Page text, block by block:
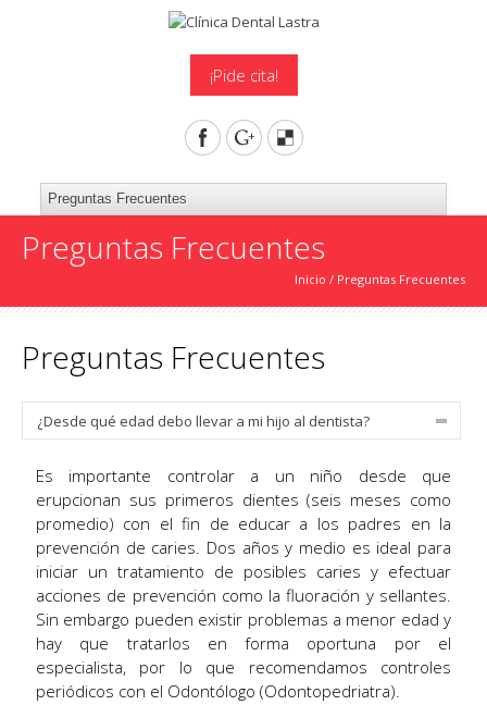
¡Pide cita!
Preguntas Frecuentes
Inicio / Preguntas Frecuentes
Preguntas Frecuentes
¿Desde qué edad debo llevar a mi hijo al dentista?
Es importante controlar a un niño desde que
erupcionan sus primeros dientes (seis meses como
promedio) con el fin de educar a los padres en la
prevención de caries. Dos años y medio es ideal para
iniciar un tratamiento de posibles caries y efectuar
acciones de prevención como la fluoración y sellantes.
Sin embargo pueden existir problemas a menor edad y
hay que tratarlos en forma oportuna por el
especialista, por lo que recomendamos controles
periódicos con el Odontólogo (Odontopedriatra).